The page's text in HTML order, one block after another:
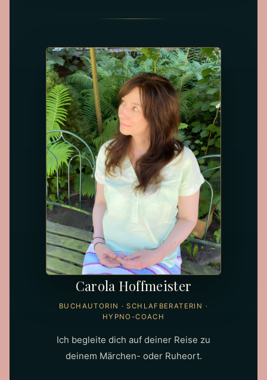
Carola Hoffmeister
BUCHAUTORIN · SCHLAFBERATERIN ·
HYPNO-COACH
Ich begleite dich auf deiner Reise zu
deinem Märchen- oder Ruheort.